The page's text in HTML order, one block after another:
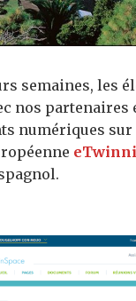
semaines, les
nos partenaires
numériques